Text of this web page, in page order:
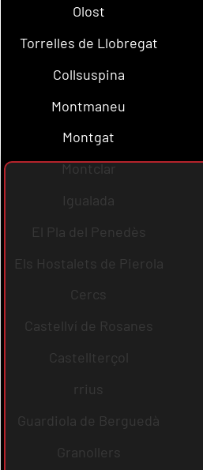
Olost
Torrelles de Llobregat
Collsuspina
Montmaneu
Montgat
Montclar
Igualada
El Pla del Penedès
Els Hostalets de Pierola
Cercs
Castellví de Rosanes
Castellterçol
rrius
Guardiola de Berguedà
Granollers